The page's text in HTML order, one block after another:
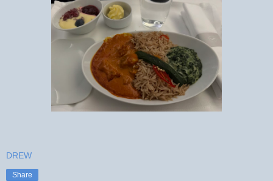
DREW
Share